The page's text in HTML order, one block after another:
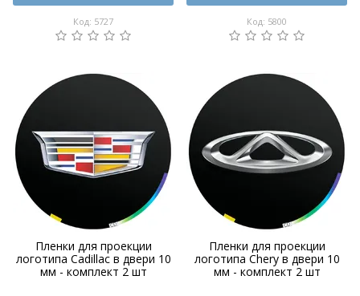
Код: 5727 Код: 5800
Пленки для проекции
логотипа Cadillac в двери 10
мм - комплект 2 шт
Пленки для проекции
логотипа Chery в двери 10
мм - комплект 2 шт